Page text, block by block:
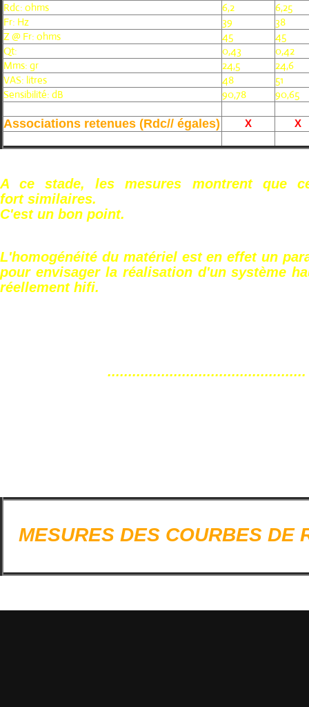
Rdc: ohms 6,2
6,25
Fr: Hz
39
38
Z @ Fr: ohms
45
45
Qt:
0,43
0,42
Mms: gr
24,5
24,6
VAS: litres
48
51
Sensibilité: dB
90,78 90,65
Associations retenues (Rdc// égales) X X
A ce stade, les mesures montrent que
fort similaires.
C'est un bon point.
L'homogénéité du matériel est en effet un
pour envisager la réalisation d'un système
réellement hifi.
................................................
MESURES DES COURBES DE